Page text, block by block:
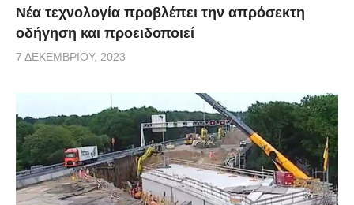
Νέα τεχνολογία προβλέπει την απρόσεκτη
οδήγηση και προειδοποιεί
7 ΔΕΚΕΜΒΡΊΟΥ, 2023